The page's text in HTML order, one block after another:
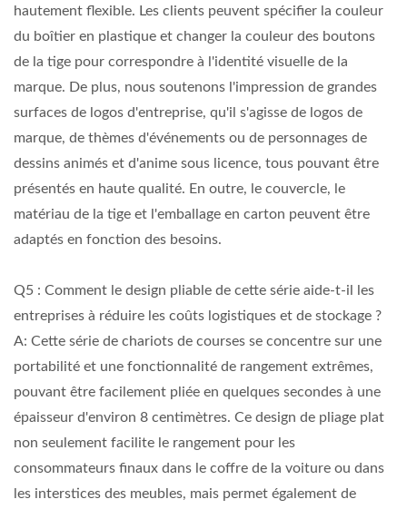
hautement flexible. Les clients peuvent spécifier la couleur
du boîtier en plastique et changer la couleur des boutons
de la tige pour correspondre à l'identité visuelle de la
marque. De plus, nous soutenons l'impression de grandes
surfaces de logos d'entreprise, qu'il s'agisse de logos de
marque, de thèmes d'événements ou de personnages de
dessins animés et d'anime sous licence, tous pouvant être
présentés en haute qualité. En outre, le couvercle, le
matériau de la tige et l'emballage en carton peuvent être
adaptés en fonction des besoins.
Q5 : Comment le design pliable de cette série aide-t-il les
entreprises à réduire les coûts logistiques et de stockage ?
A: Cette série de chariots de courses se concentre sur une
portabilité et une fonctionnalité de rangement extrêmes,
pouvant être facilement pliée en quelques secondes à une
épaisseur d'environ 8 centimètres. Ce design de pliage plat
non seulement facilite le rangement pour les
consommateurs finaux dans le coffre de la voiture ou dans
les interstices des meubles, mais permet également de